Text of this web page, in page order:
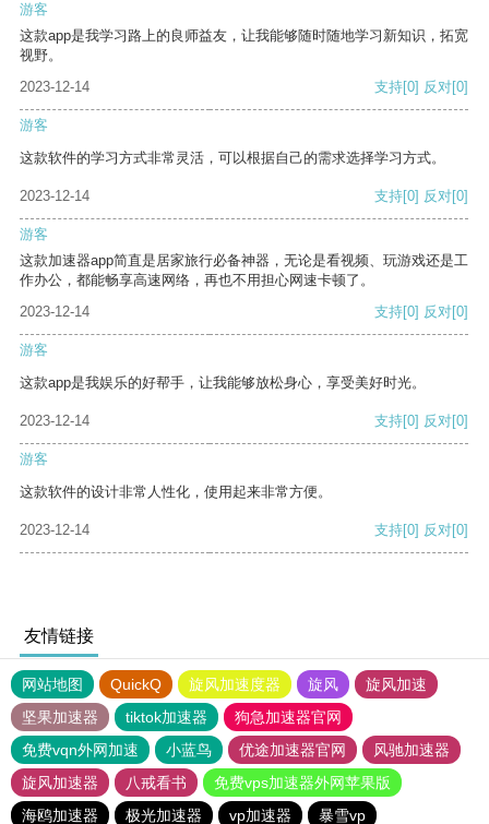
游客
这款app是我学习路上的良师益友，让我能够随时随地学习新知识，拓宽
视野。
2023-12-14
支持[0] 反对[0]
游客
这款软件的学习方式非常灵活，可以根据自己的需求选择学习方式。
2023-12-14 支持[0] 反对[0]
游客
这款加速器app简直是居家旅行必备神器，无论是看视频、玩游戏还是工
作办公，都能畅享高速网络，再也不用担心网速卡顿了。
2023-12-14
支持[0] 反对[0]
游客
这款app是我娱乐的好帮手，让我能够放松身心，享受美好时光。
2023-12-14 支持[0] 反对[0]
游客
这款软件的设计非常人性化，使用起来非常方便。
2023-12-14 支持[0] 反对[0]
友情链接
网站地图 QuickQ 旋风加速度器 旋风
旋风加速
坚果加速器
tiktok加速器
狗急加速器官网
免费vqn外网加速
小蓝鸟 优途加速器官网
风驰加速器
旋风加速器
八戒看书
免费vps加速器外网苹果版
海鸥加速器
极光加速器 vp加速器 暴雪vp